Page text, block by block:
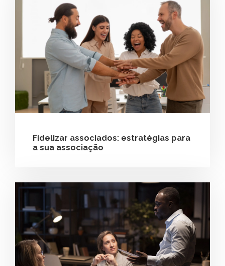
Fidelizar associados: estratégias para
a sua associação